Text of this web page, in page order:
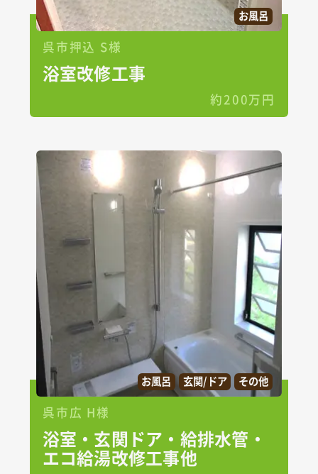
お風呂
呉市押込 S様
浴室改修工事
約200万円
お風呂 玄関/ドア その他
呉市広 H様
浴室・玄関ドア・給排水管・
エコ給湯改修工事他